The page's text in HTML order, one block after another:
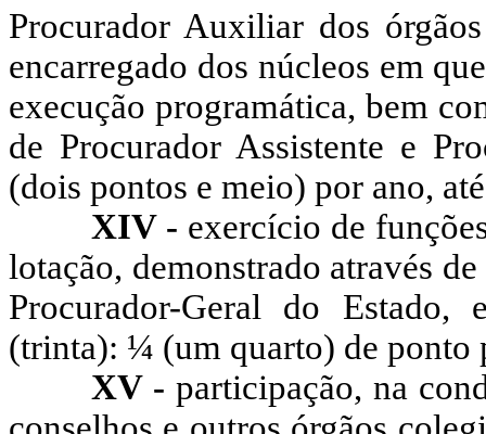
Procurador Auxiliar dos
encarregado dos núcleos em
execução programática, bem
de Procurador Assistente e
(dois pontos e meio) por ano,
XIV - exercício de
lotação, demonstrado através
Procurador-Geral do
(trinta): ¼ (um quarto) de ponto
XV - participação, na